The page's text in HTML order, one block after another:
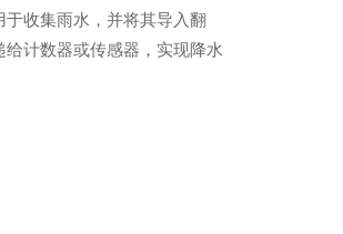
收集雨水，并将其导入翻
计数器或传感器，实现降水